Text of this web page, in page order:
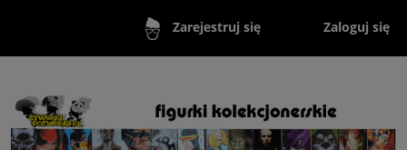
Zarejestruj się Zaloguj się